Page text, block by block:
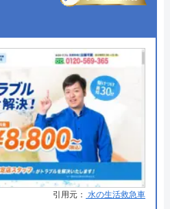
クチコミを見る
トを見る
基本情報
ハウスラボ
月設立
文京区本郷5-1-11
詳細は公式HPでご確認ください
がおすすめの理由
、全国展開を果たしている
引用元： 水の生活救急車